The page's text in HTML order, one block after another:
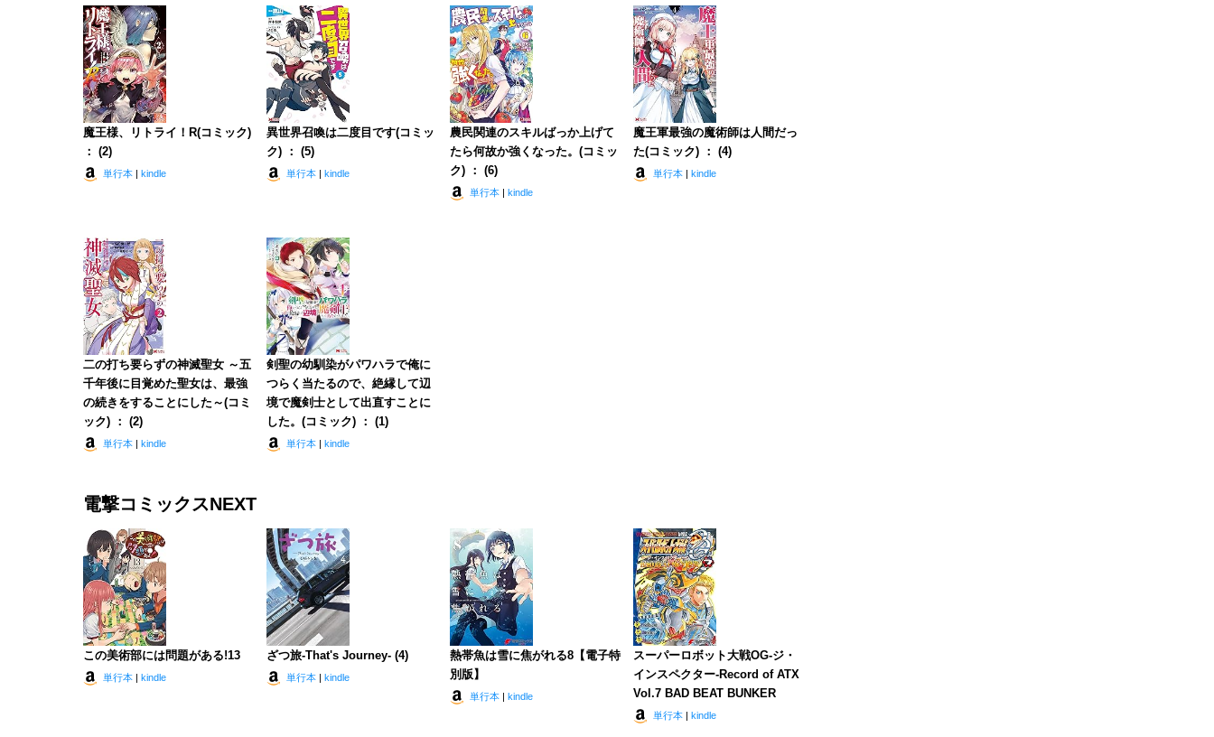
魔王様、リトライ！R(コミック)
： (2)
単行本 kindle
異世界召喚は二度目です(コミッ
ク) ： (5)
単行本 kindle
農民関連のスキルばっか上げて
たら何故か強くなった。(コミッ
ク) ： (6)
単行本 kindle
魔王軍最強の魔術師は人間だっ
た(コミック) ： (4)
単行本 kindle
二の打ち要らずの神滅聖女 ～五
千年後に目覚めた聖女は、最強
の続きをすることにした～(コミ
ック) ： (2)
単行本 kindle
剣聖の幼馴染がパワハラで俺に
つらく当たるので、絶縁して辺
境で魔剣士として出直すことに
した。(コミック) ： (1)
単行本 kindle
電撃コミックスNEXT
この美術部には問題がある!13
単行本 kindle
ざつ旅-That's Journey- (4)
単行本 kindle
熱帯魚は雪に焦がれる8【電子特
別版】
単行本 kindle
スーパーロボット大戦OG-ジ・
インスペクター-Record of ATX
Vol.7 BAD BEAT BUNKER
単行本 kindle